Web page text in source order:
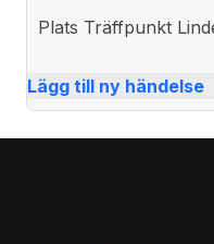
Plats Träffpunkt
Lägg till ny händelse